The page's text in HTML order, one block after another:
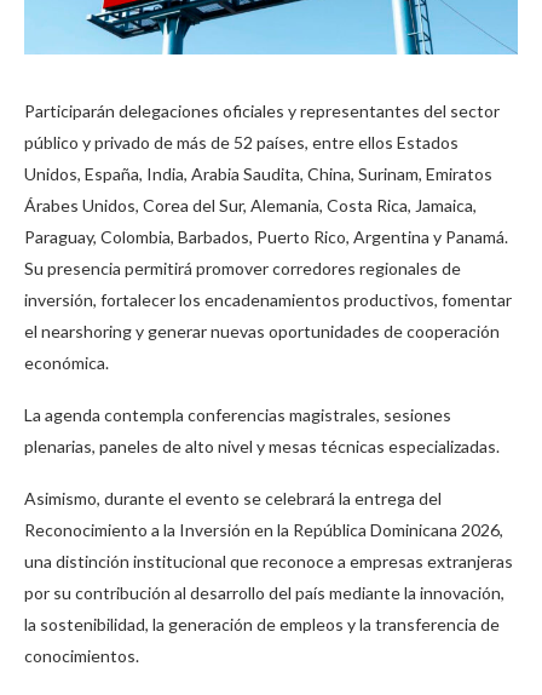
Participarán delegaciones oficiales y representantes del sector
público y privado de más de 52 países, entre ellos Estados
Unidos, España, India, Arabia Saudita, China, Surinam, Emiratos
Árabes Unidos, Corea del Sur, Alemania, Costa Rica, Jamaica,
Paraguay, Colombia, Barbados, Puerto Rico, Argentina y Panamá.
Su presencia permitirá promover corredores regionales de
inversión, fortalecer los encadenamientos productivos, fomentar
el nearshoring y generar nuevas oportunidades de cooperación
económica.
La agenda contempla conferencias magistrales, sesiones
plenarias, paneles de alto nivel y mesas técnicas especializadas.
Asimismo, durante el evento se celebrará la entrega del
Reconocimiento a la Inversión en la República Dominicana 2026,
una distinción institucional que reconoce a empresas extranjeras
por su contribución al desarrollo del país mediante la innovación,
la sostenibilidad, la generación de empleos y la transferencia de
conocimientos.